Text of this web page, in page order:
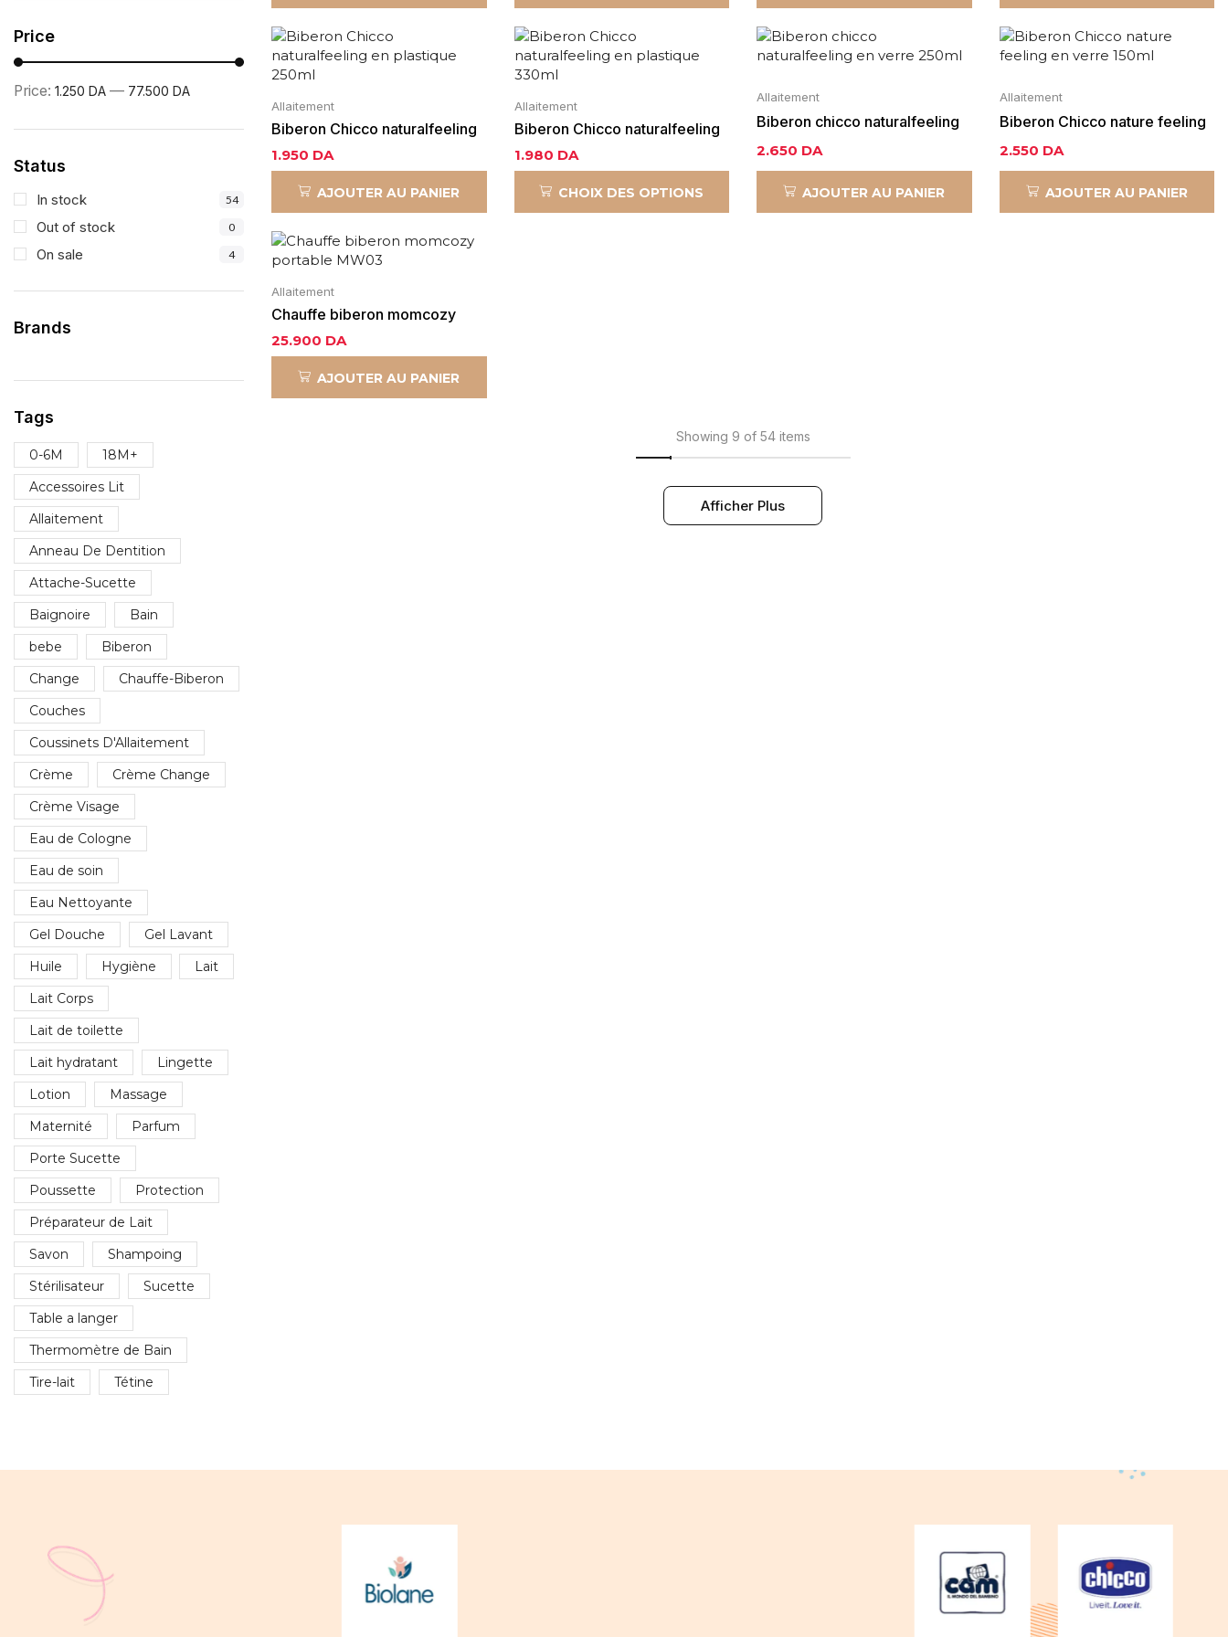
Price
Price: 1.250 DA — 77.500 DA
Status
In stock 54
Out of stock 0
On sale 4
Brands
Tags
0-6M
18M+
Accessoires Lit
Allaitement
Anneau De Dentition
Attache-Sucette
Baignoire
Bain
bebe
Biberon
Change
Chauffe-Biberon
Couches
Coussinets D'Allaitement
Crème
Crème Change
Crème Visage
Eau de Cologne
Eau de soin
Eau Nettoyante
Gel Douche
Gel Lavant
Huile
Hygiène
Lait
Lait Corps
Lait de toilette
Lait hydratant
Lingette
Lotion
Massage
Maternité
Parfum
Porte Sucette
Poussette
Protection
Préparateur de Lait
Savon
Shampoing
Stérilisateur
Sucette
Table a langer
Thermomètre de Bain
Tire-lait
Tétine
Allaitement
Biberon Chicco naturalfeeling
en plastique 250ml
1.950 DA
AJOUTER AU PANIER
Allaitement
Biberon Chicco naturalfeeling
en plastique 330ml
1.980 DA
CHOIX DES OPTIONS
Allaitement
Biberon chicco naturalfeeling
en verre 250ml
2.650 DA
AJOUTER AU PANIER
Allaitement
Biberon Chicco nature feeling
en verre 150ml
2.550 DA
AJOUTER AU PANIER
Allaitement
Chauffe biberon momcozy
portable MW03
25.900 DA
AJOUTER AU PANIER
Showing 9 of 54 items
Afficher Plus